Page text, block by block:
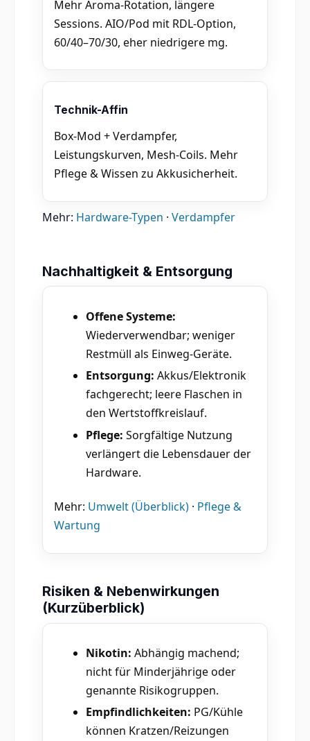
Mehr Aroma-Rotation, längere
Sessions. AIO/Pod mit RDL-Option,
60/40–70/30, eher niedrigere mg.
Technik-Affin
Box-Mod + Verdampfer,
Leistungskurven, Mesh-Coils. Mehr
Pflege & Wissen zu Akkusicherheit.
Mehr: Hardware-Typen ·Verdampfer
Nachhaltigkeit & Entsorgung
Offene Systeme:
Wiederverwendbar; weniger
Restmüll als Einweg-Geräte.
Entsorgung: Akkus/Elektronik
fachgerecht; leere Flaschen in
den Wertstoffkreislauf.
Pflege: Sorgfältige Nutzung
verlängert die Lebensdauer der
Hardware.
Mehr: Umwelt (Überblick) · Pflege &
Wartung
Risiken & Nebenwirkungen
(Kurzüberblick)
Nikotin: Abhängig machend;
nicht für Minderjährige oder
genannte Risikogruppen.
Empfindlichkeiten: PG/Kühle
können Kratzen/Reizungen